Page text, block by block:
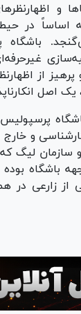
و
در
از
یک اصل
و
و سازمان لیگ
باشگاه بوده
زارعی در